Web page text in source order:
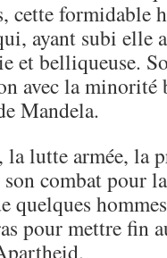
cette formidable
ayant subi elle
et belliqueuse.
avec la minorité
Mandela.
lutte armée, la
son combat pour
quelques
pour mettre fin